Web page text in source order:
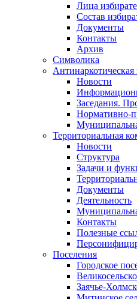
Лица
Состав
Документы
Контакты
Архив
Символика
Антинаркотическая
Новости
Заседания.
Нормативно-
Территориальная
Новости
Структура
Задачи и
Документы
Деятельность
Контакты
Полезные
Поселения
Городское
Заячье-